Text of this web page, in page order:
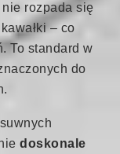
nie rozpada się
– co
To standard w
do
doskonale